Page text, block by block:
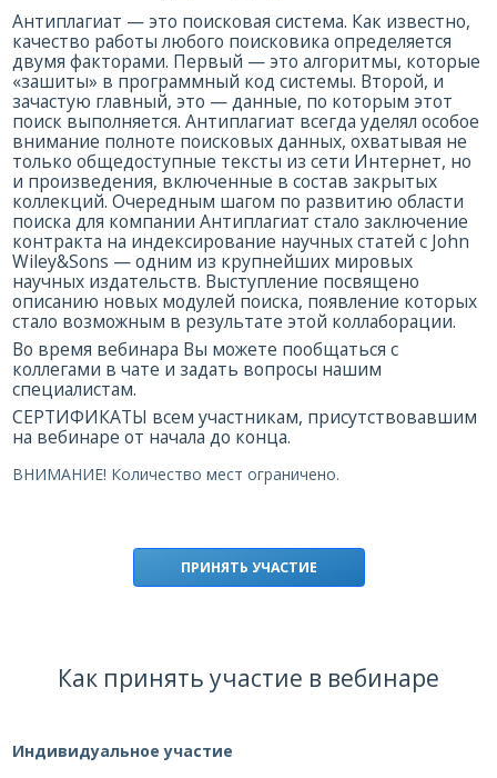
Антиплагиат — это поисковая система. Как известно,
качество работы любого поисковика определяется
двумя факторами. Первый — это алгоритмы, которые
«зашиты» в программный код системы. Второй, и
зачастую главный, это — данные, по которым этот
поиск выполняется. Антиплагиат всегда уделял особое
внимание полноте поисковых данных, охватывая не
только общедоступные тексты из сети Интернет, но
и произведения, включенные в состав закрытых
коллекций. Очередным шагом по развитию области
поиска для компании Антиплагиат стало заключение
контракта на индексирование научных статей с John
Wiley&Sons — одним из крупнейших мировых
научных издательств. Выступление посвящено
описанию новых модулей поиска, появление которых
стало возможным в результате этой коллаборации.
Во время вебинара Вы можете пообщаться с
коллегами в чате и задать вопросы нашим
специалистам.
СЕРТИФИКАТЫ всем участникам, присутствовавшим
на вебинаре от начала до конца.
ВНИМАНИЕ! Количество мест ограничено.
ПРИНЯТЬ УЧАСТИЕ
Как принять участие в вебинаре
Индивидуальное участие